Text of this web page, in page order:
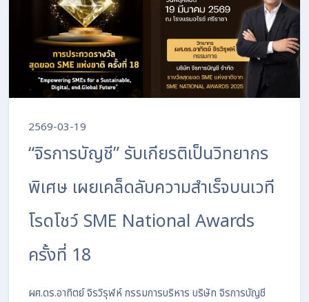
2569-03-19
“จิรการบัญชี” รับเกียรติเป็นวิทยากร
พิเศษ เผยเคล็ดลับความสำเร็จบนเวที
โรดโชว์ SME National Awards
ครั้งที่ 18
ผศ.ดร.อาทิตย์ จิรวิรุฬห์ กรรมการบริหาร บริษัท จิรการบัญชี